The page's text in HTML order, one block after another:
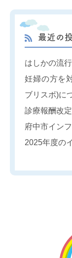
最近の
はしかの流
妊婦の方を
ブリスボ)に
診療報酬改
府中市イン
2025年度の